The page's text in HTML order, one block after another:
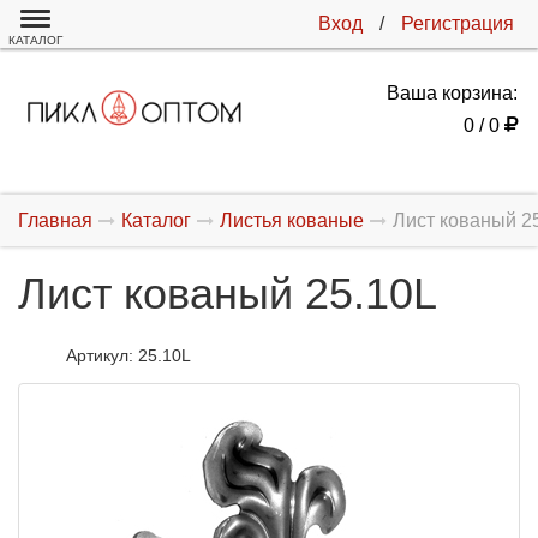
Вход / Регистрация
КАТАЛОГ
Ваша корзина:
0 / 0
Главная Каталог Листья кованые Лист кованый
Лист кованый 25.10L
Артикул: 25.10L